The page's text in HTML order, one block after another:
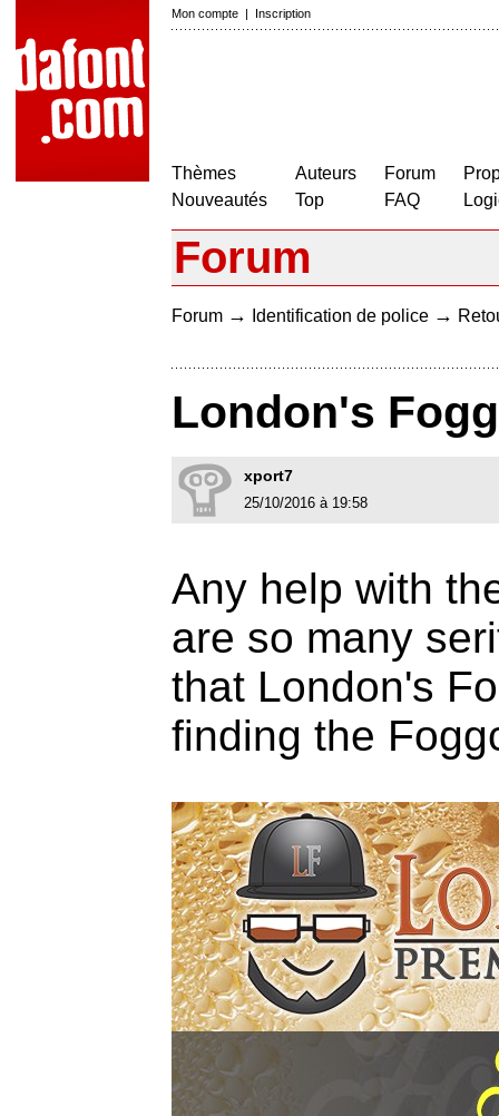
Mon compte | Inscription
Thèmes
Nouveautés
Auteurs
Top
Forum
FAQ
Forum
Forum → Identification de police →
London's
xport7
25/10/2016 à 19:58
Any help with
are so many
that London's
finding the